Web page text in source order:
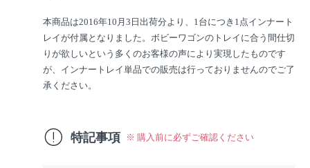
本商品は2016年10月3日出荷分より、1台につき1点インナート
レイが付属となりました。ボビーワゴンのトレイに合う間仕切
りが欲しいという多くのお客様の声により実現したものです
が、インナートレイ単品での販売は行っておりませんのでご了
承ください。
特記事項 ※ 購入前に必ずご確認ください